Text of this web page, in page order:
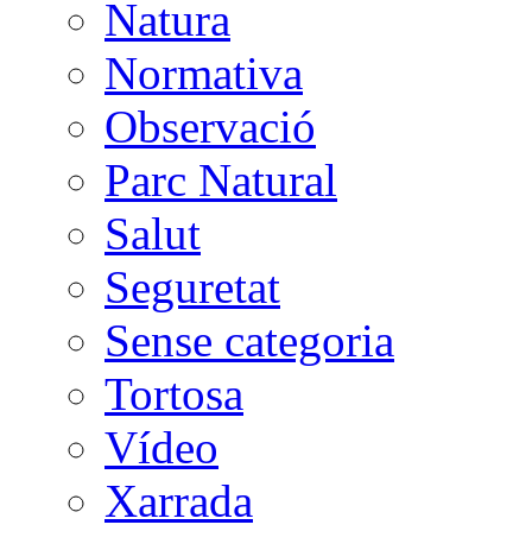
Natura
Normativa
Observació
Parc Natural
Salut
Seguretat
Sense categoria
Tortosa
Vídeo
Xarrada